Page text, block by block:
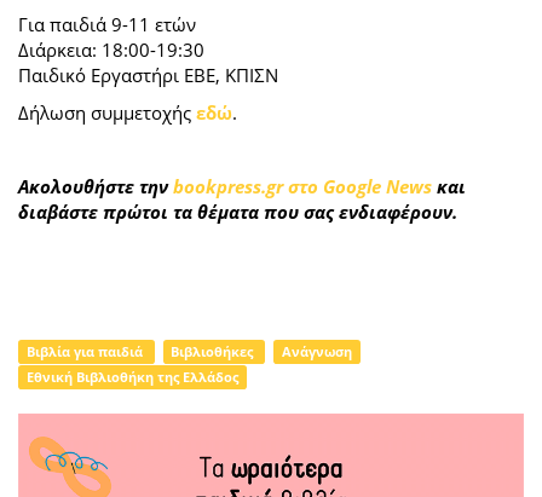
Για παιδιά 9-11 ετών
Διάρκεια: 18:00-19:30
Παιδικό Εργαστήρι ΕΒΕ, ΚΠΙΣΝ
Δήλωση συμμετοχής εδώ.
Ακολουθήστε τηνbookpress.gr στο Google News και
διαβάστε πρώτοι τα θέματα που σας ενδιαφέρουν.
Βιβλία για παιδιά Βιβλιοθήκες
Ανάγνωση
Εθνική Βιβλιοθήκη της Ελλάδος